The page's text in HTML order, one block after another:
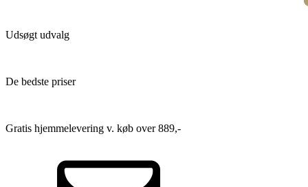
Udsøgt udvalg
De bedste priser
Gratis hjemmelevering v. køb over 889,-